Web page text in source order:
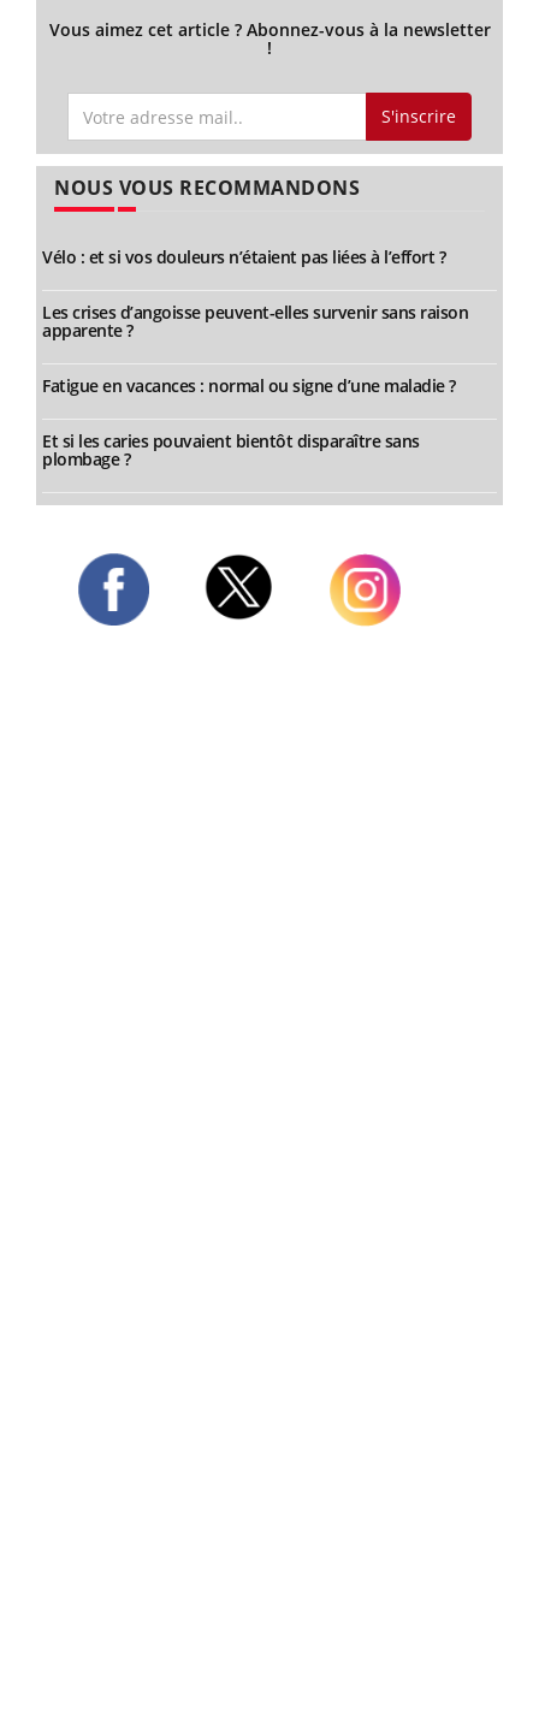
Vous aimez cet article ? Abonnez-vous à la newsletter
!
S'inscrire
NOUS VOUS RECOMMANDONS
Vélo : et si vos douleurs n’étaient pas liées à l’effort ?
Les crises d’angoisse peuvent-elles survenir sans raison
apparente ?
Fatigue en vacances : normal ou signe d’une maladie ?
Et si les caries pouvaient bientôt disparaître sans
plombage ?